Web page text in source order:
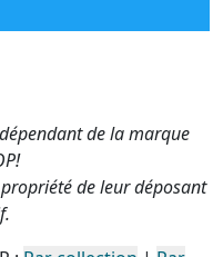
de la marque
de leur déposant